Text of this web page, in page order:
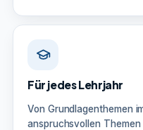
Für jedes Lehrjahr
Von Grundlagenthemen
anspruchsvollen